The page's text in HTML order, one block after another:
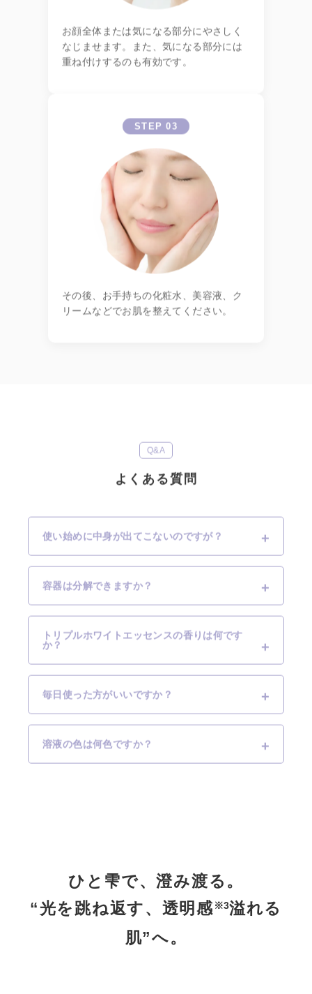
お顔全体または気になる部分にやさしく
なじませます。また、気になる部分には
重ね付けするのも有効です。
STEP 03
その後、お手持ちの化粧水、美容液、ク
リームなどでお肌を整えてください。
Q&A
よくある質問
使い始めに中身が出てこないのですが？
容器は分解できますか？
トリプルホワイトエッセンスの香りは何です
か？
毎日使った方がいいですか？
溶液の色は何色ですか？
ひと雫で、澄み渡る。
“光を跳ね返す、透明感 ※3溢れる
肌”へ。